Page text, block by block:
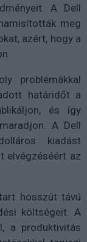
A Dell
meg
azért, hogy a
problémákkal
határidőt a
és így
A Dell
kiadást
elvégzéséért az
hosszút távú
költségeit. A
a produktivitás